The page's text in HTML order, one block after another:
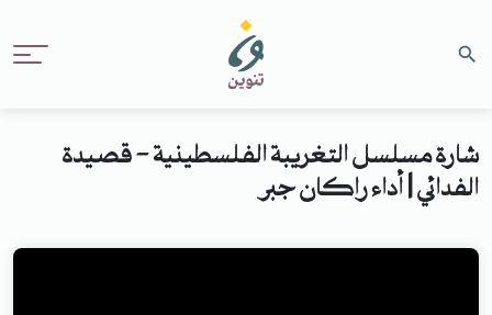
شارة مسلسل التغريبة الفلسطينية - قصيدة
الفدائي | أداء راكان جبر